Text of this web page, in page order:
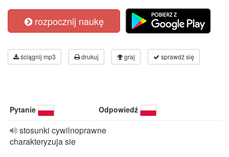
rozpocznij naukę
ściągnij mp3 drukuj graj sprawdź się
Pytanie Odpowiedź
stosunki cywilnoprawne
charakteryzuja sie